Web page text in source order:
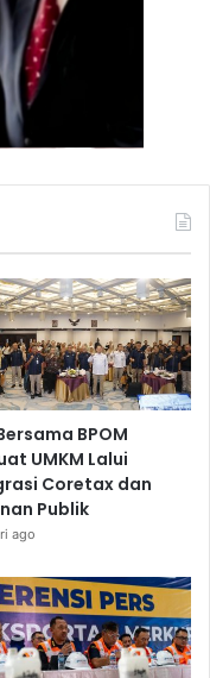
BPOM
UMKM Lalui
Coretax dan
Publik
ago